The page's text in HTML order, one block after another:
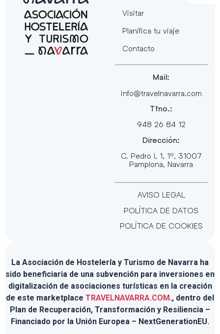
Visitar
Planifica tu viaje
Contacto
Mail:
info@travelnavarra.com
Tfno.:
948 26 84 12
Dirección:
C. Pedro I, 1, 1º, 31007
Pamplona, Navarra
AVISO LEGAL
POLÍTICA DE DATOS
POLÍTICA DE COOKIES
La Asociación de Hostelería y Turismo de Navarra ha
sido beneficiaria de una subvención para inversiones en
digitalización de asociaciones turísticas en la creación
de este marketplace TRAVELNAVARRA.COM., dentro del
Plan de Recuperación, Transformación y Resiliencia –
Financiado por la Unión Europea – NextGenerationEU.